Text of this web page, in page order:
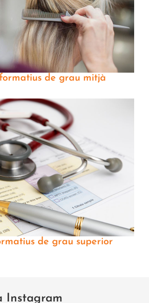
de grau mitjà
de grau superior
Instagram